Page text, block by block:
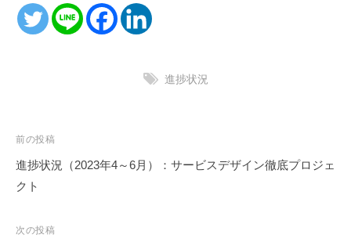
進捗状況
投
稿
ナ
ゲ
前の投稿
進捗状況（2023年4～6月）：サービスデザイン徹底プロジェ
クト
次の投稿